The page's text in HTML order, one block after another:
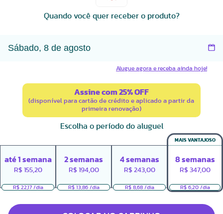
Quando você quer receber o produto?
Alugue agora e receba ainda hoje!
Assine com 25% OFF
(disponível para cartão de crédito e aplicado a partir da
primeira renovação)
Escolha o período do aluguel
até1 semana
R$ 155,20
R$ 22,17 /dia
2semanas
R$ 194,00
R$ 13,86 /dia
4 semanas
R$ 243,00
R$ 8,68 /dia
MAIS VANTAJOSO
8 semanas
R$ 347,00
R$ 6,20 /dia